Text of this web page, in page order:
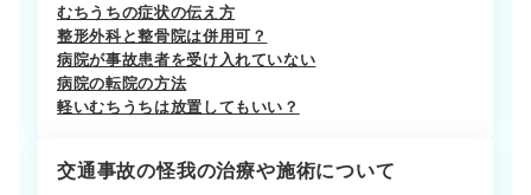
むちうちの症状の伝え方
整形外科と整骨院は併用可？
病院が事故患者を受け入れていない
病院の転院の方法
軽いむちうちは放置してもいい？
交通事故の怪我の治療や施術について